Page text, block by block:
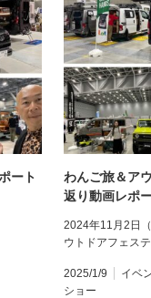
ート
わんご旅＆ア
返り動画レポ
2024年11月2日
ウトドアフェス
2025/1/9 イベ
ショー